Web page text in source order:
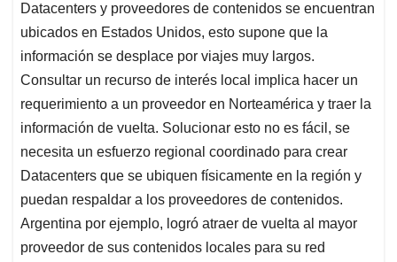
Datacenters y proveedores de contenidos se encuentran
ubicados en Estados Unidos, esto supone que la
información se desplace por viajes muy largos.
Consultar un recurso de interés local implica hacer un
requerimiento a un proveedor en Norteamérica y traer la
información de vuelta. Solucionar esto no es fácil, se
necesita un esfuerzo regional coordinado para crear
Datacenters que se ubiquen físicamente en la región y
puedan respaldar a los proveedores de contenidos.
Argentina por ejemplo, logró atraer de vuelta al mayor
proveedor de sus contenidos locales para su red